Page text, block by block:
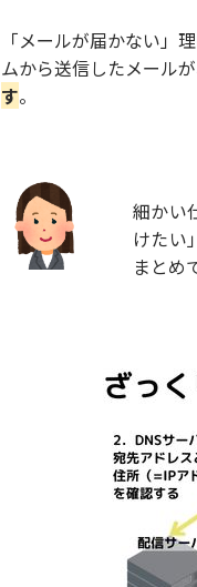
「メールが届かない」
ムから送信したメールが
す。
細かい
けたい
まとめ